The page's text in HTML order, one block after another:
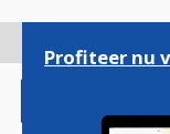
gaan
Profiteer nu